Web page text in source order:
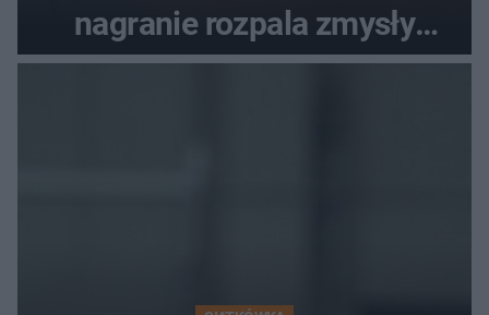
nagranie rozpala zmysły
fanów